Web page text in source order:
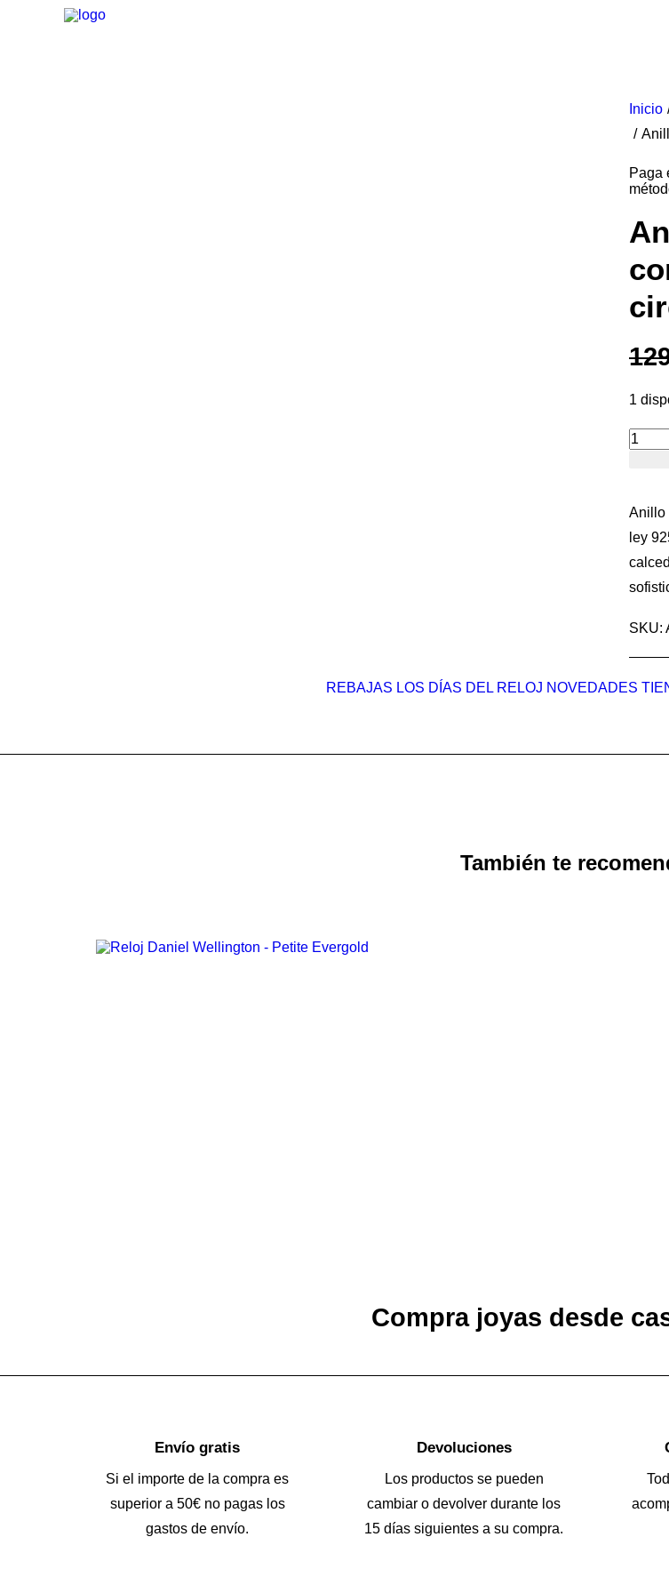
REBAJAS LOS DÍAS DEL RELOJ NOVEDADES
Inicio
Paga
1
de
plata
con
oro
y
Anillo
ley
SKU:
También te
Compra joyas desde
Envío gratis
Si el importe de la compra es
superior a 50€ no pagas los
gastos de envío.
Devoluciones
Los productos se pueden
cambiar o devolver durante los
15 días siguientes a su compra.